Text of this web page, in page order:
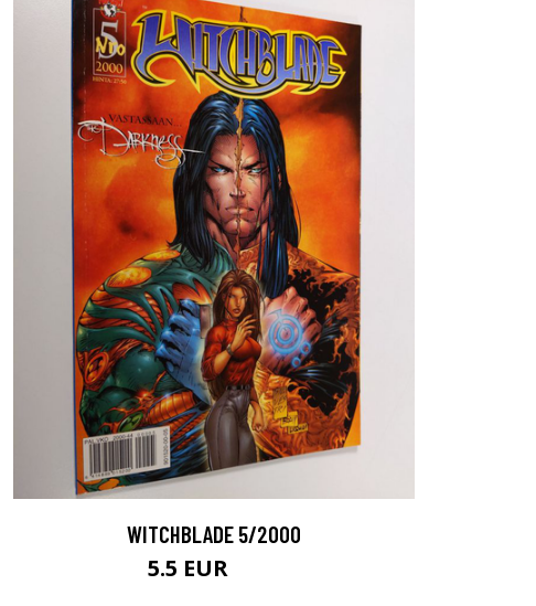
WITCHBLADE 5/2000
5.5 EUR